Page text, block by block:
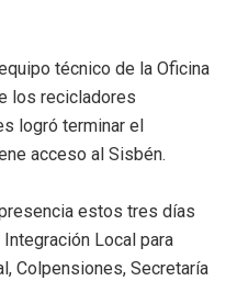
técnico de la Oficina
los recicladores
logró terminar el
acceso al Sisbén.
estos tres días
Local para
Colpensiones, Secretaría